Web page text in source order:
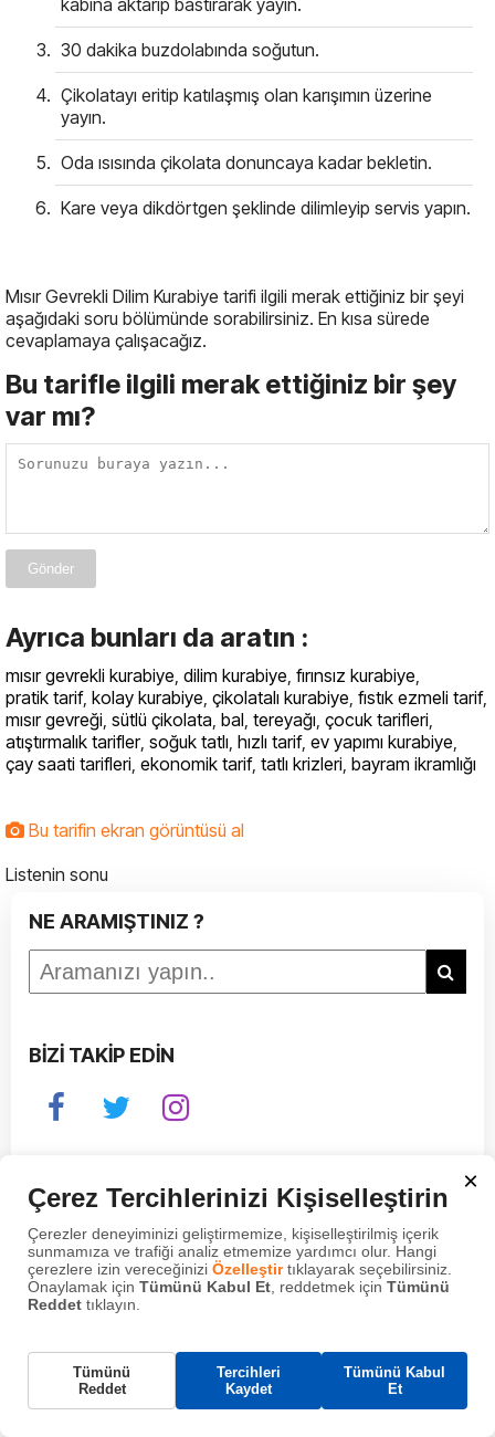
kabına aktarıp bastırarak yayın.
30 dakika buzdolabında soğutun.
Çikolatayı eritip katılaşmış olan karışımın üzerine
yayın.
Oda ısısında çikolata donuncaya kadar bekletin.
Kare veya dikdörtgen şeklinde dilimleyip servis yapın.
Mısır Gevrekli Dilim Kurabiye tarifi ilgili merak ettiğiniz bir şeyi
aşağıdaki soru bölümünde sorabilirsiniz. En kısa sürede
cevaplamaya çalışacağız.
Bu tarifle ilgili merak ettiğiniz bir şey
var mı?
Gönder
Ayrıca bunları da aratın :
mısır gevrekli kurabiye, dilim kurabiye, fırınsız kurabiye,
pratik tarif, kolay kurabiye, çikolatalı kurabiye, fıstık ezmeli tarif,
mısır gevreği, sütlü çikolata, bal, tereyağı, çocuk tarifleri,
atıştırmalık tarifler, soğuk tatlı, hızlı tarif, ev yapımı kurabiye,
çay saati tarifleri, ekonomik tarif, tatlı krizleri, bayram ikramlığı
Bu tarifin ekran görüntüsü al
Listenin sonu
NE ARAMIŞTINIZ ?
BİZİ TAKİP EDİN
×
Çerez Tercihlerinizi Kişiselleştirin
Çerezler deneyiminizi geliştirmemize, kişiselleştirilmiş içerik
sunmamıza ve trafiği analiz etmemize yardımcı olur. Hangi
çerezlere izin vereceğinizi Özelleştirtıklayarak seçebilirsiniz.
Onaylamak için Tümünü Kabul Et , reddetmek için Tümünü
Reddet tıklayın.
Gerekli Çerezler
Bu çerezler, web sitemizin çalışması için gereklidir
ve sistemlerimizde kapatılamaz. Bunlar genellikle
Tümünü
Reddet
Tercihleri
Kaydet
Tümünü Kabul
Et